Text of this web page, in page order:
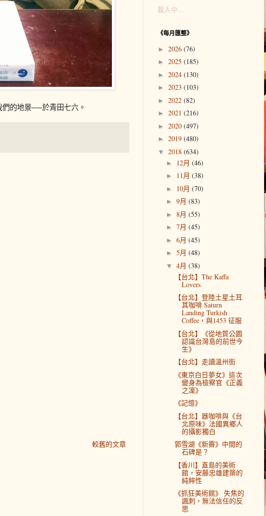
的地景──於青田七六。
較舊的文章
載入中…
《每月匯整》
► 2026 (76)
► 2025 (185)
► 2024 (130)
► 2023 (103)
► 2022 (82)
► 2021 (216)
► 2020 (497)
► 2019 (480)
▼ 2018 (634)
► 12月 (46)
► 11月 (38)
► 10月 (70)
► 9月 (83)
► 8月 (55)
► 7月 (45)
► 6月 (45)
► 5月 (48)
▼ 4月 (38)
【台北】The Kaffa
Lovers
【台北】登陸土星土耳
其咖啡 Saturn
Landing Turkish
Coffee，與1453 征服
【台北】《從地質公園
認識台灣島的前世今
生》
【台北】走讀溫州街
《東京白日夢女》這次
變身為檢察官《正義
之凜》
《記憶》
【台北】器咖啡與《台
北原味》法國異鄉人
的攝影獨白
郭雪湖《新霽》中間的
石碑是？
【香川】直島的美術
館，安藤忠雄建築的
純粹性
《抓狂美術館》 失焦的
諷刺，無法信任的反
思